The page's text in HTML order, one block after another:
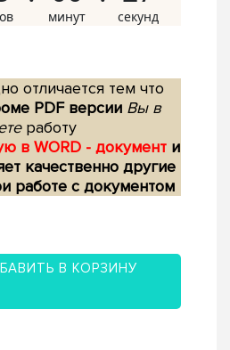
отличается тем что
PDF версии Вы в
работу
в WORD - документ и
качественно другие
работе с документом
В КОРЗИНУ